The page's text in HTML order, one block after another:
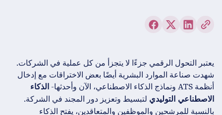
يعتبر التحول الرقمي جزءًا لا يتجزأ من كل عملية في الشركات.
شهدت صناعة الموارد البشرية أيضًا بعض الاختراقات مع إدخال
أنظمة ATS ونماذج الذكاء الاصطناعي، الآن وأحدثها-
الذكاء
الاصطناعي التوليديلتبسيط وتعزيز دور المجند في الشركة.
بالنسبة للمرشحين والموظفين والمتعاقدين، يفتح الذكاء